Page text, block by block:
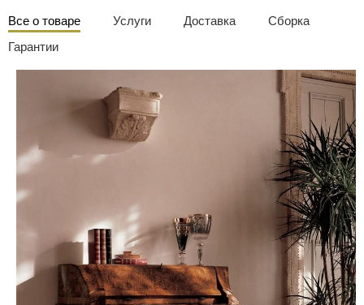
Все о товаре Услуги Доставка
Сборка
Гарантии